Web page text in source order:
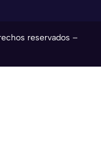
reservados –